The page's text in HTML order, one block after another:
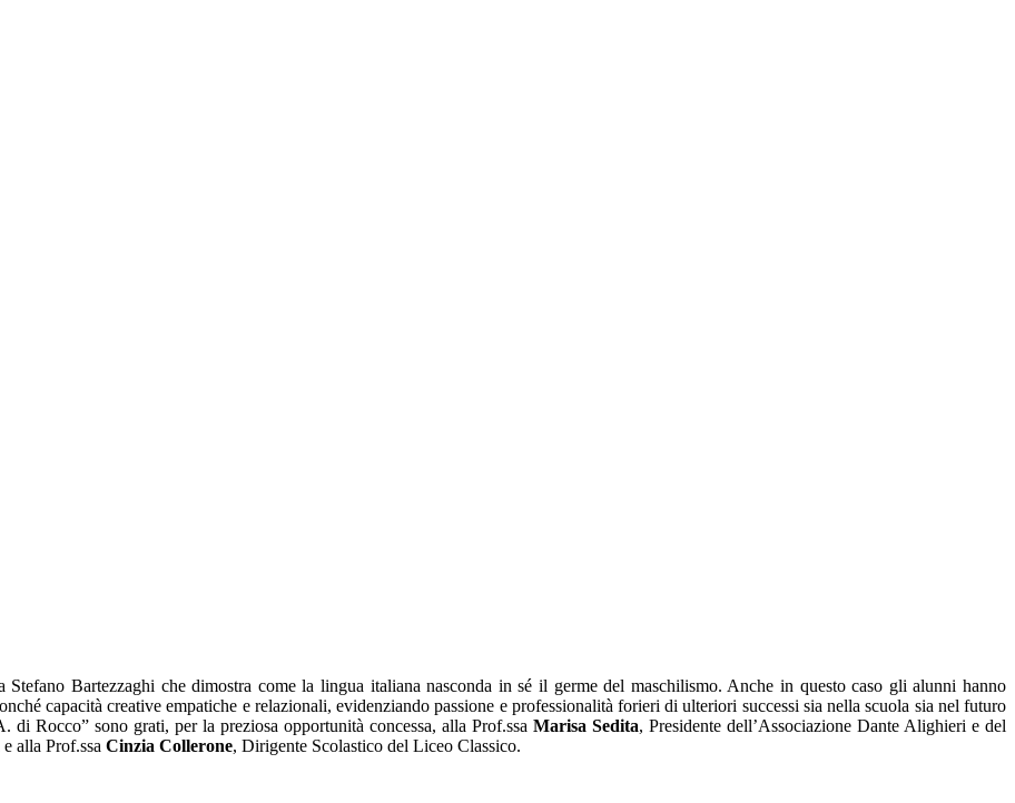
Bartezzaghi che dimostra come la lingua italiana nasconda in sé il germe del maschilismo. Anche in questo caso gli alunni hanno
capacità creative empatiche e relazionali, evidenziando passione e professionalità forieri di ulteriori successi sia nella scuola sia nel futuro
Rocco” sono grati, per la preziosa opportunità concessa, alla Prof.ssa Marisa Sedita, Presidente dell’Associazione Dante Alighieri e del
e alla Prof.ssa Cinzia Collerone, Dirigente Scolastico del Liceo Classico.